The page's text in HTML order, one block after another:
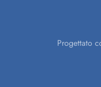
Progettato